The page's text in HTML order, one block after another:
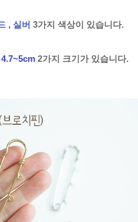
, 실버 3가지 색상이 있습니다.
2가지 크기가 있습니다.